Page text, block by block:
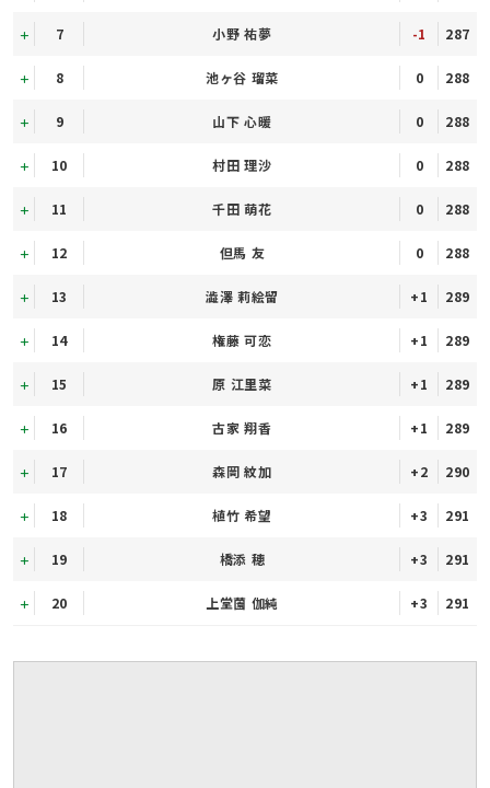
7 小野 祐夢 -1 287
8 池ヶ谷 瑠菜 0 288
9 山下 心暖 0 288
10 村田 理沙 0 288
11 千田 萌花 0 288
12 但馬 友 0 288
13 澁澤 莉絵留 +1 289
14 権藤 可恋 +1 289
15 原 江里菜 +1 289
16 古家 翔香 +1 289
17 森岡 紋加 +2 290
18 植竹 希望 +3 291
19 橋添 穂 +3 291
20 上堂薗 伽純 +3 291